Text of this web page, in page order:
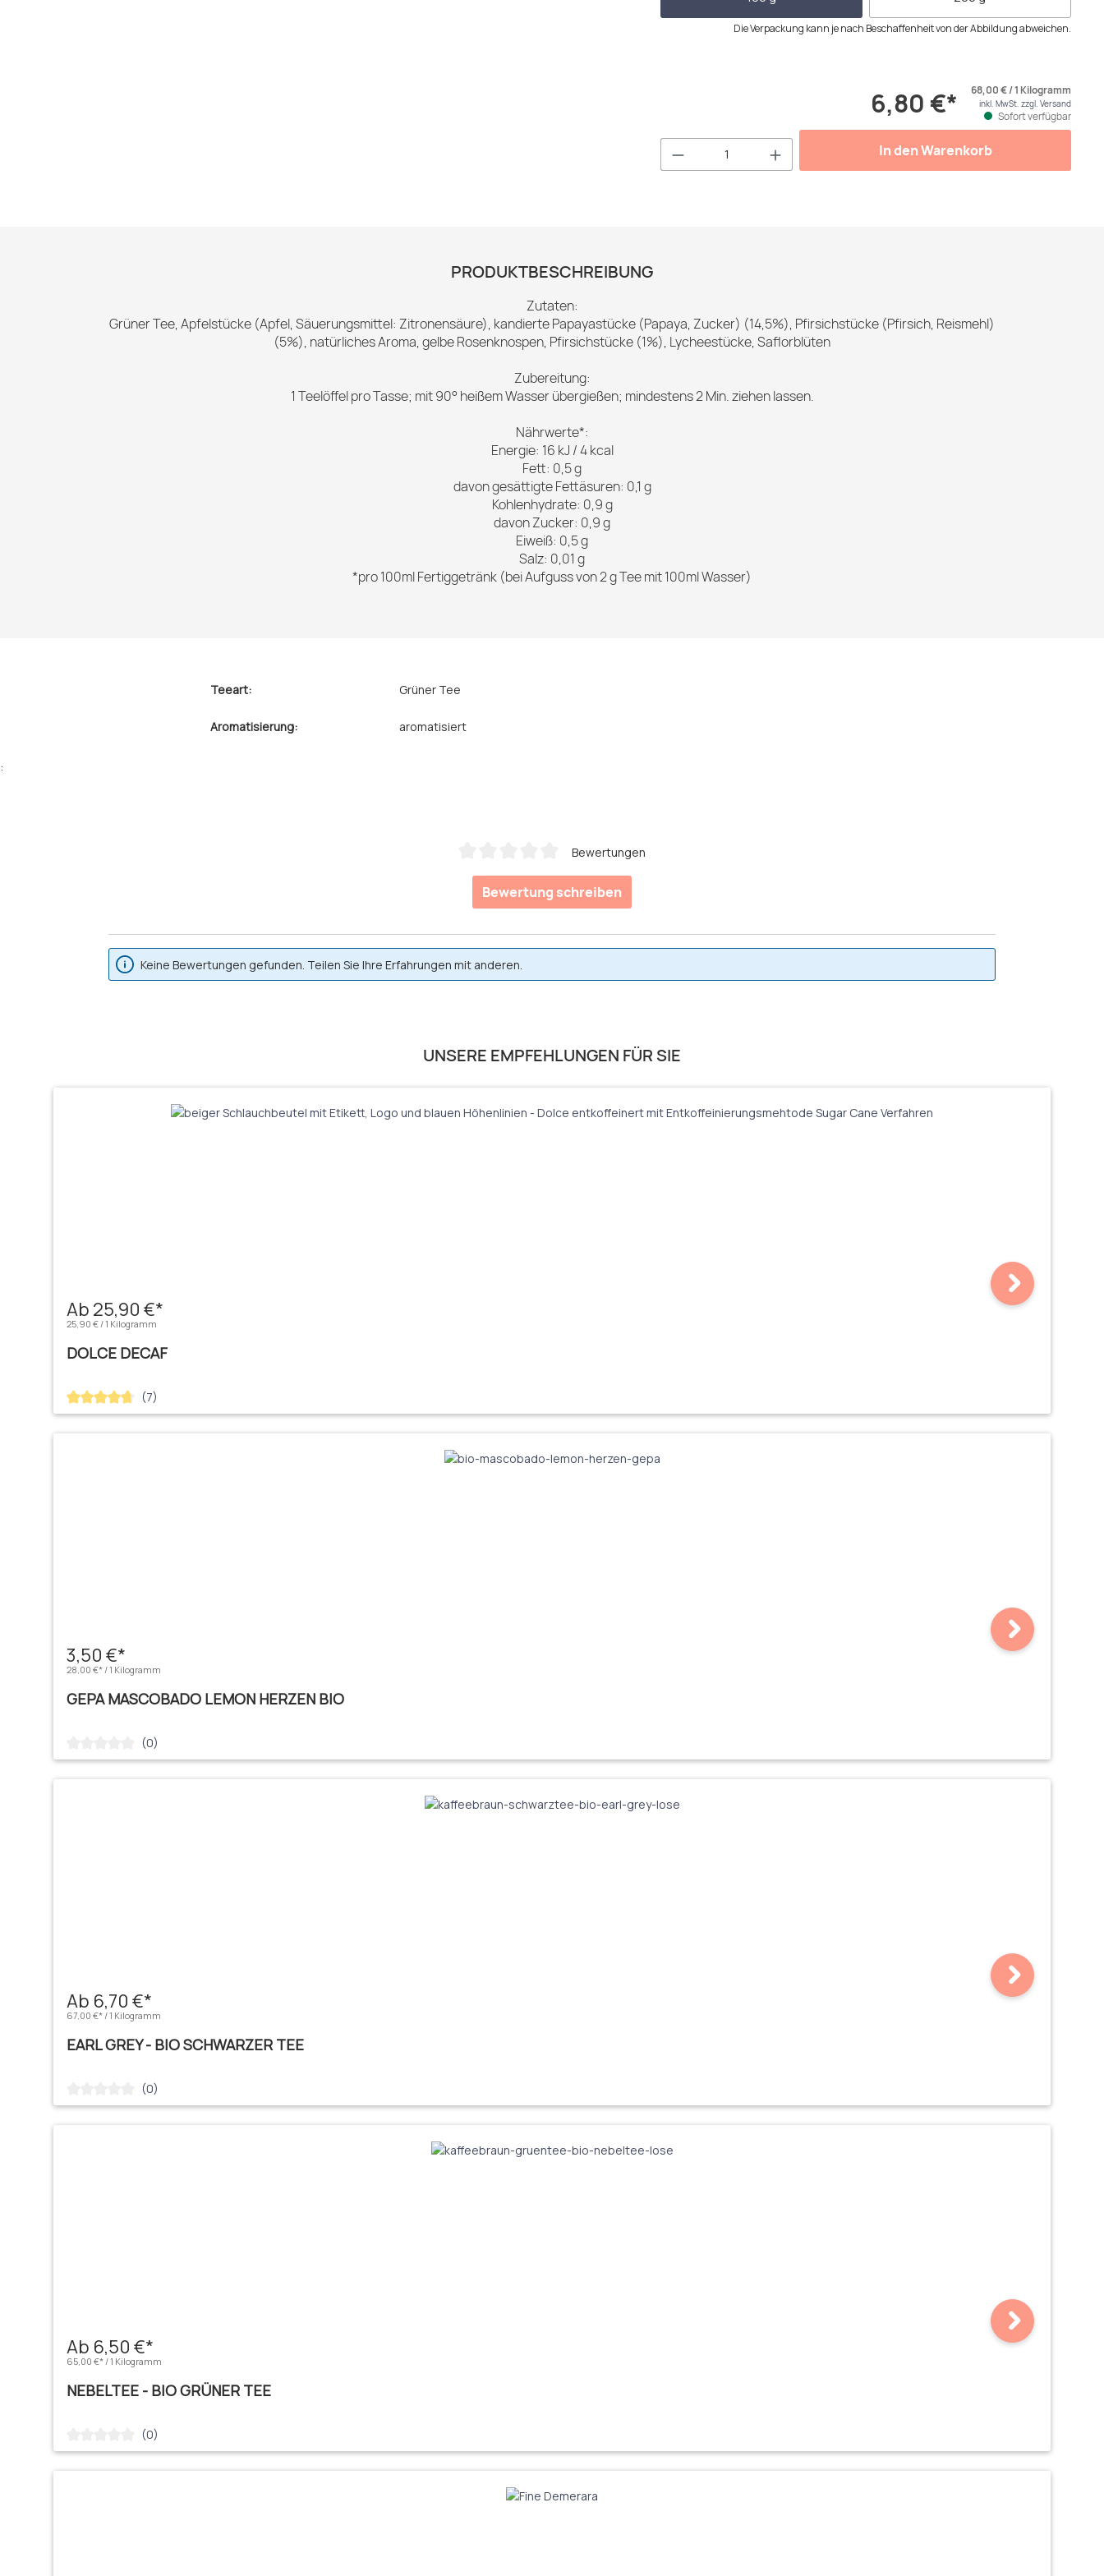
Die Verpackung kann je nach Beschaffenheit von der Abbildung abweichen.
Produkt Anzahl: Gib den gewünschten Wert
6,80 €* 68,00 € / 1 Kilogramm
inkl. MwSt. zzgl. Versand
Sofort verfügbar
In den Warenkorb
PRODUKTBESCHREIBUNG
Zutaten:
Grüner Tee, Apfelstücke (Apfel, Säuerungsmittel: Zitronensäure), kandierte Papayastücke (Papaya, Zucker) (14,5%), Pfirsichstücke (Pfirsich, Reismehl)
(5%), natürliches Aroma, gelbe Rosenknospen, Pfirsichstücke (1%), Lycheestücke, Saflorblüten
Zubereitung:
1 Teelöffel pro Tasse; mit 90° heißem Wasser übergießen; mindestens 2 Min. ziehen lassen.
Nährwerte*:
Energie: 16 kJ / 4 kcal
Fett: 0,5 g
davon gesättigte Fettäsuren: 0,1 g
Kohlenhydrate: 0,9 g
davon Zucker: 0,9 g
Eiweiß: 0,5 g
Salz: 0,01 g
*pro 100ml Fertiggetränk (bei Aufguss von 2 g Tee mit 100ml Wasser)
Teeart: Grüner Tee
Aromatisierung: aromatisiert
:
Bewertungen
Bewertung schreiben
Keine Bewertungen gefunden. Teilen Sie Ihre Erfahrungen mit anderen.
UNSERE EMPFEHLUNGEN FÜR SIE
Ab 25,90 €*
25,90 € / 1 Kilogramm
DOLCE DECAF
Durchschnittliche Bewertung von 4.71 von 5 Sternen
(7)
3,50 €*
28,00 €* / 1 Kilogramm
GEPA MASCOBADO LEMON HERZEN BIO
Durchschnittliche Bewertung von 0 von 5 Sternen
(0)
Ab 6,70 €*
67,00 €* / 1 Kilogramm
EARL GREY - BIO SCHWARZER TEE
Durchschnittliche Bewertung von 0 von 5 Sternen
(0)
Ab 6,50 €*
65,00 €* / 1 Kilogramm
NEBELTEE - BIO GRÜNER TEE
Durchschnittliche Bewertung von 0 von 5 Sternen
(0)